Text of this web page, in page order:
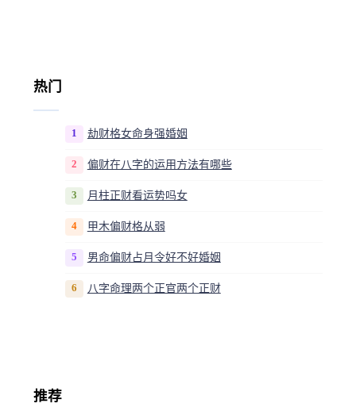
热门
1 劫财格女命身强婚姻
2 偏财在八字的运用方法有哪些
3 月柱正财看运势吗女
4 甲木偏财格从弱
5 男命偏财占月令好不好婚姻
6 八字命理两个正官两个正财
推荐